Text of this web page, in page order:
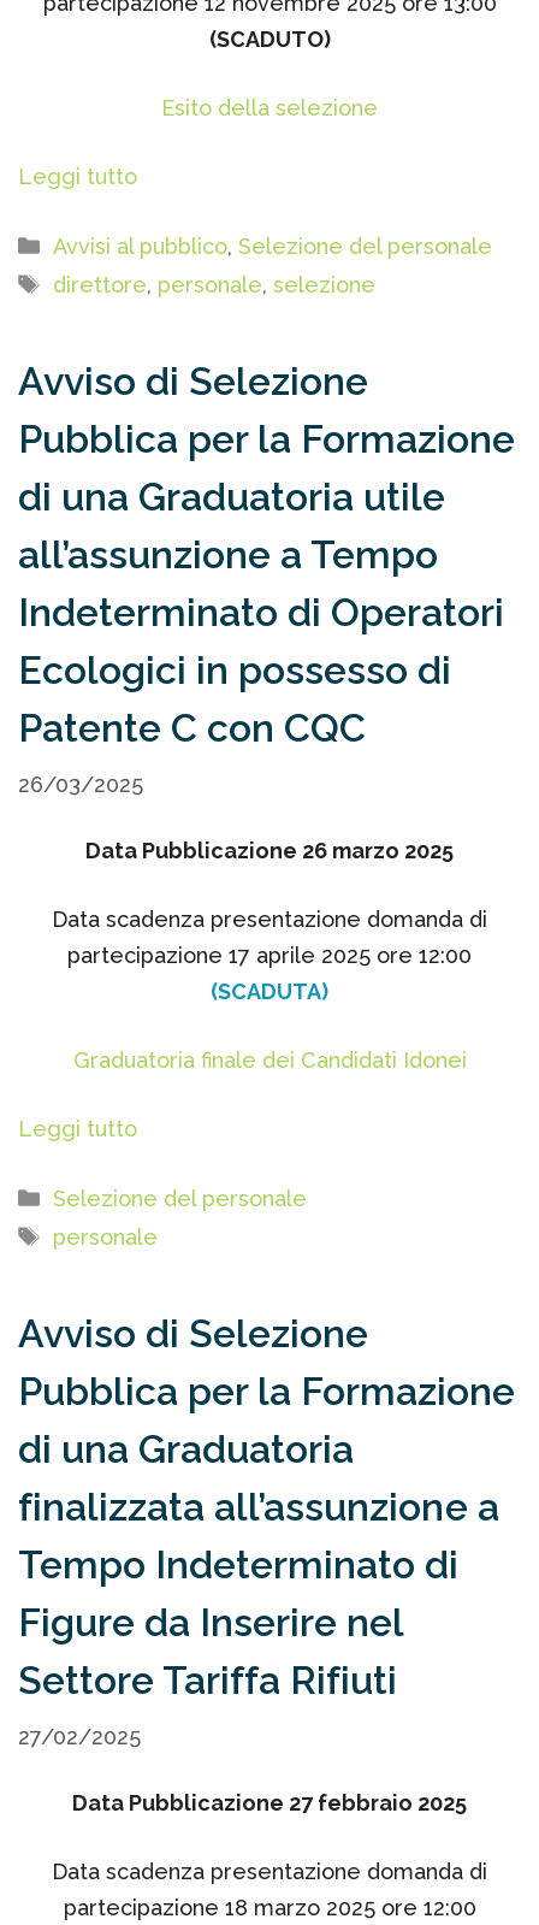
(SCADUTO)
Esito della selezione
Leggi tutto
Categorie
Avvisi al pubblico, Selezione del personale
Tag
direttore, personale, selezione
Avviso di Selezione
Pubblica per la Formazione
di una Graduatoria utile
all’assunzione a Tempo
Indeterminato di Operatori
Ecologici in possesso di
Patente C con CQC
26/03/2025
Data Pubblicazione 26 marzo 2025
Data scadenza presentazione domanda di
partecipazione 17 aprile 2025 ore 12:00
(SCADUTA)
Graduatoria finale dei Candidati Idonei
Leggi tutto
Categorie
Selezione del personale
Tag
personale
Avviso di Selezione
Pubblica per la Formazione
di una Graduatoria
finalizzata all’assunzione a
Tempo Indeterminato di
Figure da Inserire nel
Settore Tariffa Rifiuti
27/02/2025
Data Pubblicazione 27 febbraio 2025
Data scadenza presentazione domanda di
partecipazione 18 marzo 2025 ore 12:00